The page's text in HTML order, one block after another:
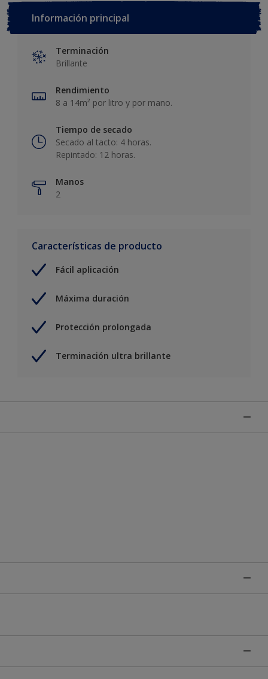
Información principal
Terminación
Brillante
Rendimiento
8 a 14m² por litro y por mano.
Tiempo de secado
Secado al tacto: 4 horas.
Repintado: 12 horas.
Manos
2
Características de producto
Fácil aplicación
Máxima duración
Protección prolongada
Terminación ultra brillante